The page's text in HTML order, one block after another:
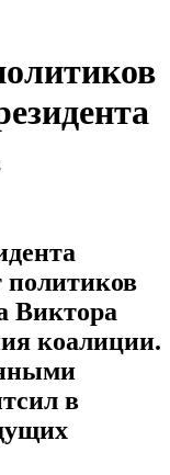
политиков
Виктора
коалиции.
в